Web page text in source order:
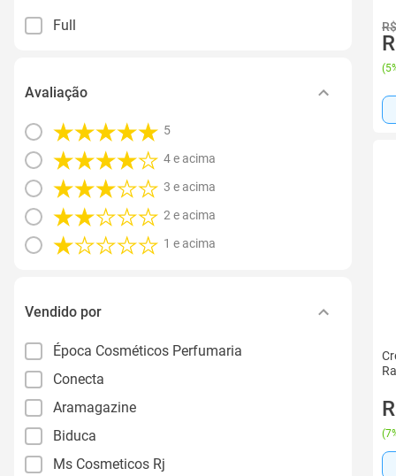
Full
Avaliação
5
4 e acima
3 e acima
2 e acima
1 e acima
Vendido por
Época Cosméticos Perfumaria
Conecta
Aramagazine
Biduca
Ms Cosmeticos Rj
(
(